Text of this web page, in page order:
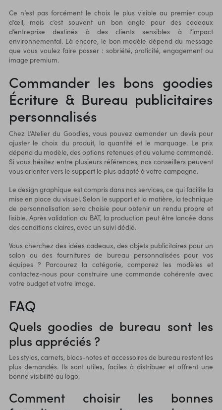
Ce n’est pas forcément le choix le plus visible au premier coup
d’œil, mais c’est souvent un bon angle pour des cadeaux
d’entreprise destinés à des clients sensibles à l’impact
environnemental. Là encore, le bon modèle dépend du message
que vous voulez faire passer : sobriété, praticité, engagement ou
image premium.
Commander les bons goodies
Écriture & Bureau publicitaires
personnalisés
Chez L’Atelier du Goodies, vous pouvez demander un devis pour
ajuster le choix du produit, la quantité et le marquage. Le prix
dépend du modèle, des options retenues et du volume commandé.
Si vous hésitez entre plusieurs références, nos conseillers peuvent
vous orienter vers le support le plus adapté à votre campagne.
Le design graphique est compris dans nos services, ce qui facilite la
mise en place du visuel. Selon le support et la matière, la technique
de personnalisation sera choisie pour obtenir un rendu propre et
lisible. Après validation du BAT, la production peut être lancée dans
des conditions claires, avec un suivi dédié.
Vous cherchez des idées cadeaux, des objets publicitaires pour un
salon ou des fournitures de bureau personnalisées pour vos
équipes ? Parcourez la catégorie, comparez les modèles et
contactez-nous pour construire une commande cohérente avec
votre budget et votre image.
FAQ
Quels goodies de bureau sont les
plus appréciés ?
Les stylos, carnets, blocs-notes et accessoires de bureau restent les
plus demandés. Ils sont utiles, faciles à distribuer et offrent une
bonne visibilité au logo.
Comment choisir les bonnes